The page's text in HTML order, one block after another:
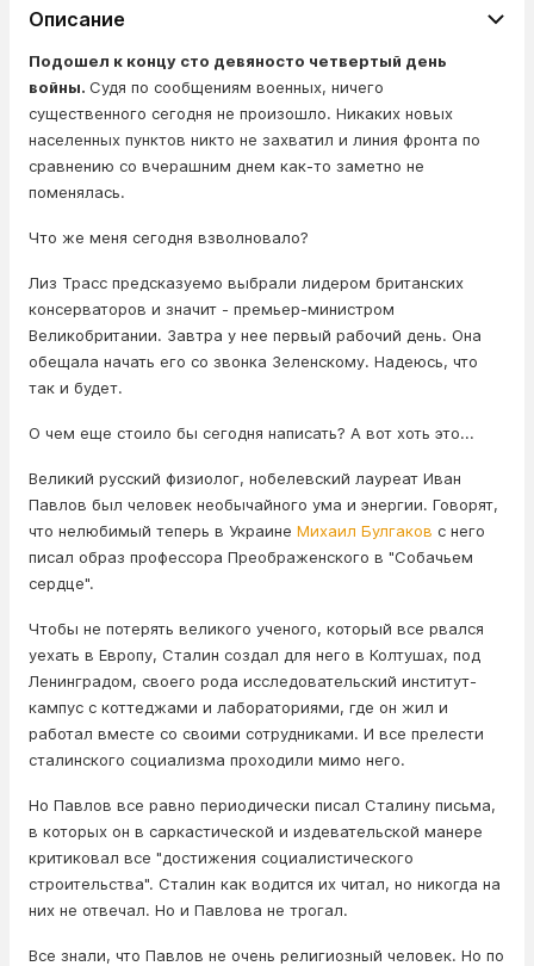
Описание
Подошел к концу сто девяносто четвертый день
войны. Судя по сообщениям военных, ничего
существенного сегодня не произошло. Никаких новых
населенных пунктов никто не захватил и линия фронта по
сравнению со вчерашним днем как-то заметно не
поменялась.
Что же меня сегодня взволновало?
Лиз Трасс предсказуемо выбрали лидером британских
консерваторов и значит - премьер-министром
Великобритании. Завтра у нее первый рабочий день. Она
обещала начать его со звонка Зеленскому. Надеюсь, что
так и будет.
О чем еще стоило бы сегодня написать? А вот хоть это...
Великий русский физиолог, нобелевский лауреат Иван
Павлов был человек необычайного ума и энергии. Говорят,
что нелюбимый теперь в Украине Михаил Булгаков с него
писал образ профессора Преображенского в "Собачьем
сердце".
Чтобы не потерять великого ученого, который все рвался
уехать в Европу, Сталин создал для него в Колтушах, под
Ленинградом, своего рода исследовательский институт-
кампус с коттеджами и лабораториями, где он жил и
работал вместе со своими сотрудниками. И все прелести
сталинского социализма проходили мимо него.
Но Павлов все равно периодически писал Сталину письма,
в которых он в саркастической и издевательской манере
критиковал все "достижения социалистического
строительства". Сталин как водится их читал, но никогда на
них не отвечал. Но и Павлова не трогал.
Все знали, что Павлов не очень религиозный человек. Но по